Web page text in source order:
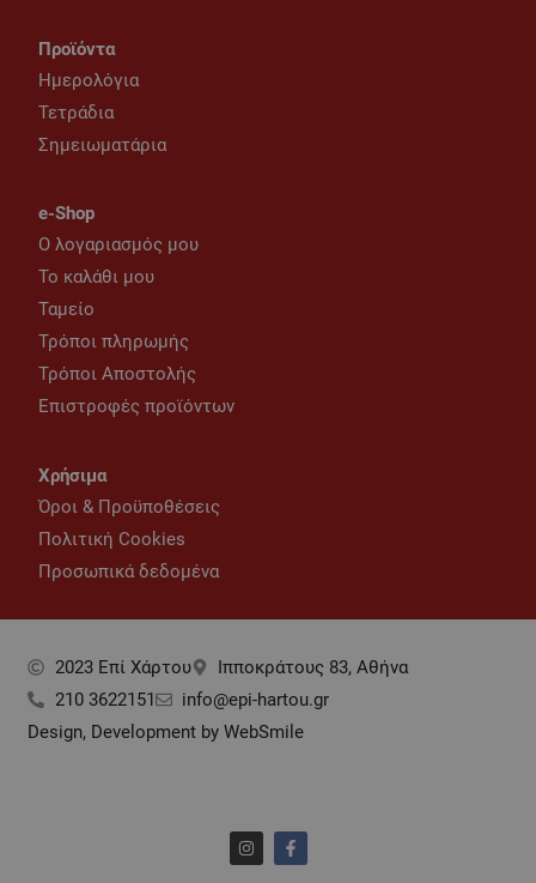
Προϊόντα
Ημερολόγια
Τετράδια
Σημειωματάρια
e-Shop
Ο λογαριασμός μου
Το καλάθι μου
Ταμείο
Τρόποι πληρωμής
Τρόποι Αποστολής
Επιστροφές προϊόντων
Χρήσιμα
Όροι & Προϋποθέσεις
Πολιτική Cookies
Προσωπικά δεδομένα
2023 Επί Xάρτου
Ιπποκράτους 83, Αθήνα
210 3622151
info@epi-hartou.gr
Design, Development by WebSmile
n
s
t
a
c
e